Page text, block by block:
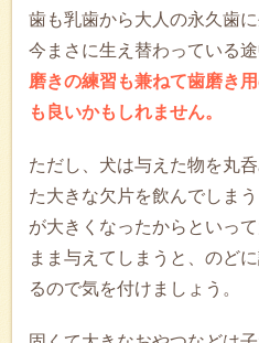
歯も乳歯から大人の永久歯
今まさに生え替わっている
磨きの練習も兼ねて歯磨き
も良いかもしれません。
ただし、犬は与えた物を丸
た大きな欠片を飲んでしま
が大きくなったからといっ
まま与えてしまうと、のど
るので気を付けましょう。